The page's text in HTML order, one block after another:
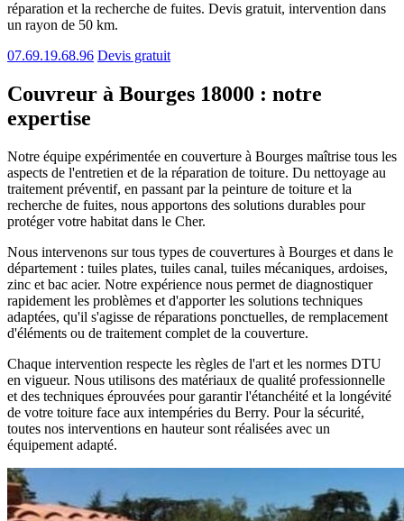
réparation et la recherche de fuites. Devis gratuit, intervention dans
un rayon de 50 km.
07.69.19.68.96 Devis gratuit
Couvreur à Bourges 18000 : notre
expertise
Notre équipe expérimentée en couverture à Bourges maîtrise tous les
aspects de l'entretien et de la réparation de toiture. Du nettoyage au
traitement préventif, en passant par la peinture de toiture et la
recherche de fuites, nous apportons des solutions durables pour
protéger votre habitat dans le Cher.
Nous intervenons sur tous types de couvertures à Bourges et dans le
département : tuiles plates, tuiles canal, tuiles mécaniques, ardoises,
zinc et bac acier. Notre expérience nous permet de diagnostiquer
rapidement les problèmes et d'apporter les solutions techniques
adaptées, qu'il s'agisse de réparations ponctuelles, de remplacement
d'éléments ou de traitement complet de la couverture.
Chaque intervention respecte les règles de l'art et les normes DTU
en vigueur. Nous utilisons des matériaux de qualité professionnelle
et des techniques éprouvées pour garantir l'étanchéité et la longévité
de votre toiture face aux intempéries du Berry. Pour la sécurité,
toutes nos interventions en hauteur sont réalisées avec un
équipement adapté.